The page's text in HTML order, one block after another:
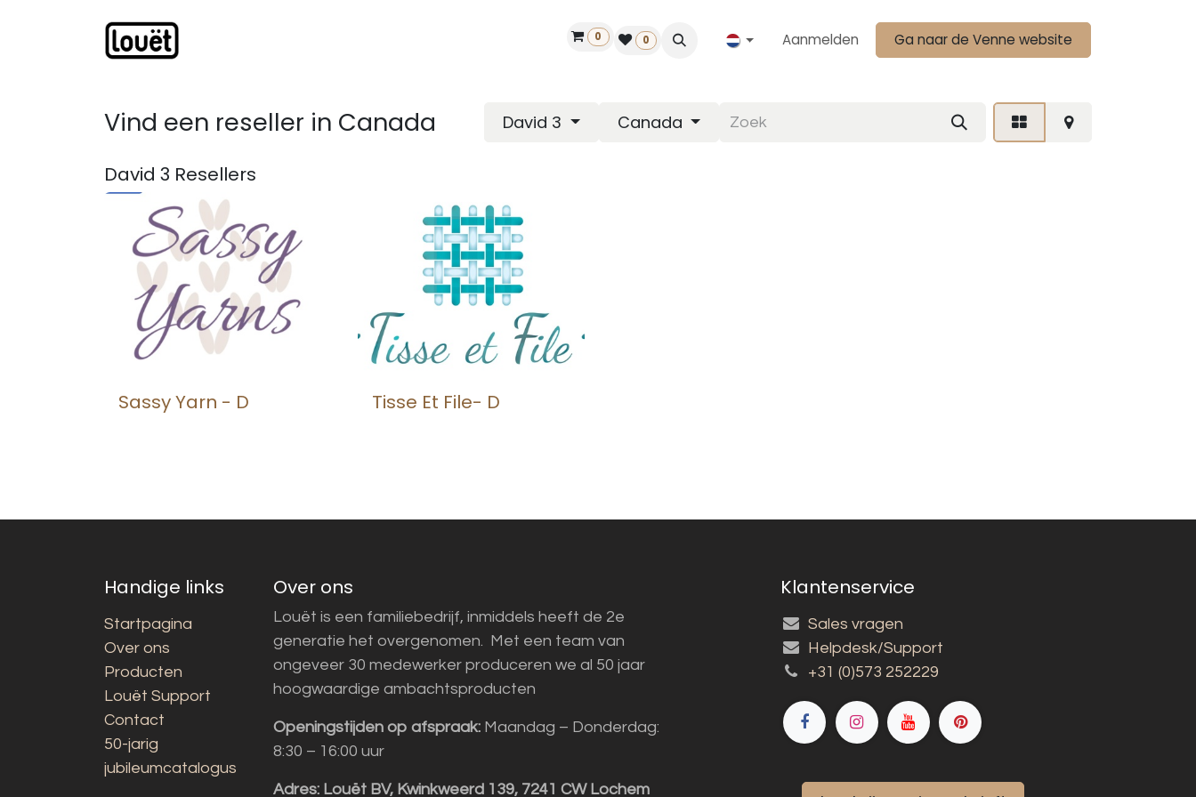
Vind een dealer
0 0 Aanmelden Ga naar de Venne website
Vind een reseller in Canada David 3 Canada
David 3 Resellers
Sassy Yarn - D Tisse Et File- D
Handige links
Startpagina
Over ons
Producten
Louët Support
Contact
50-jarig
jubileumcatalogus
Over ons
Louët is een familiebedrijf, inmiddels heeft de 2e
generatie het overgenomen. Met een team van
ongeveer 30 medewerker produceren we al 50 jaar
hoogwaardige ambachtsproducten
Openingstijden op afspraak: Maandag – Donderdag:
8:30 – 16:00 uur
Adres: Louët BV, Kwinkweerd 139, 7241 CW Lochem
Klantenservice
Sales vragen
Helpdesk/Support
+31 (0)573 252229